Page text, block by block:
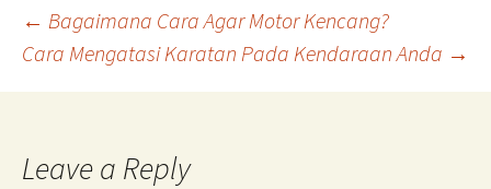
Post
navigation
← Bagaimana Cara Agar Motor Kencang?
Cara Mengatasi Karatan Pada Kendaraan Anda →
Leave a Reply